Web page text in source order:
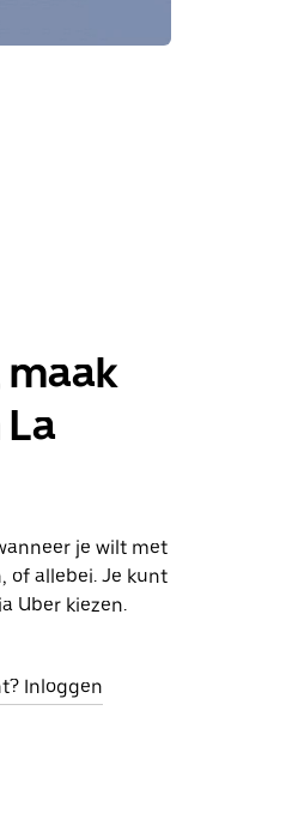
maak
je wilt met
of allebei. Je kunt
Uber kiezen.
Inloggen